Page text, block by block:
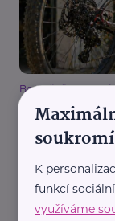
Bezpečně na
Průvodce:
Bezpečnost
K
funkcí
využíváme